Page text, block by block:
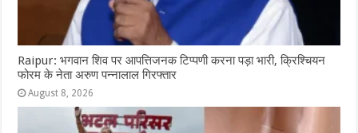
Raipur: भगवान शिव पर आपत्तिजनक टिप्पणी करना पड़ा भारी, क्रिश्चियन
फोरम के नेता अरुण पन्नालाल गिरफ्तार
August 8, 2026